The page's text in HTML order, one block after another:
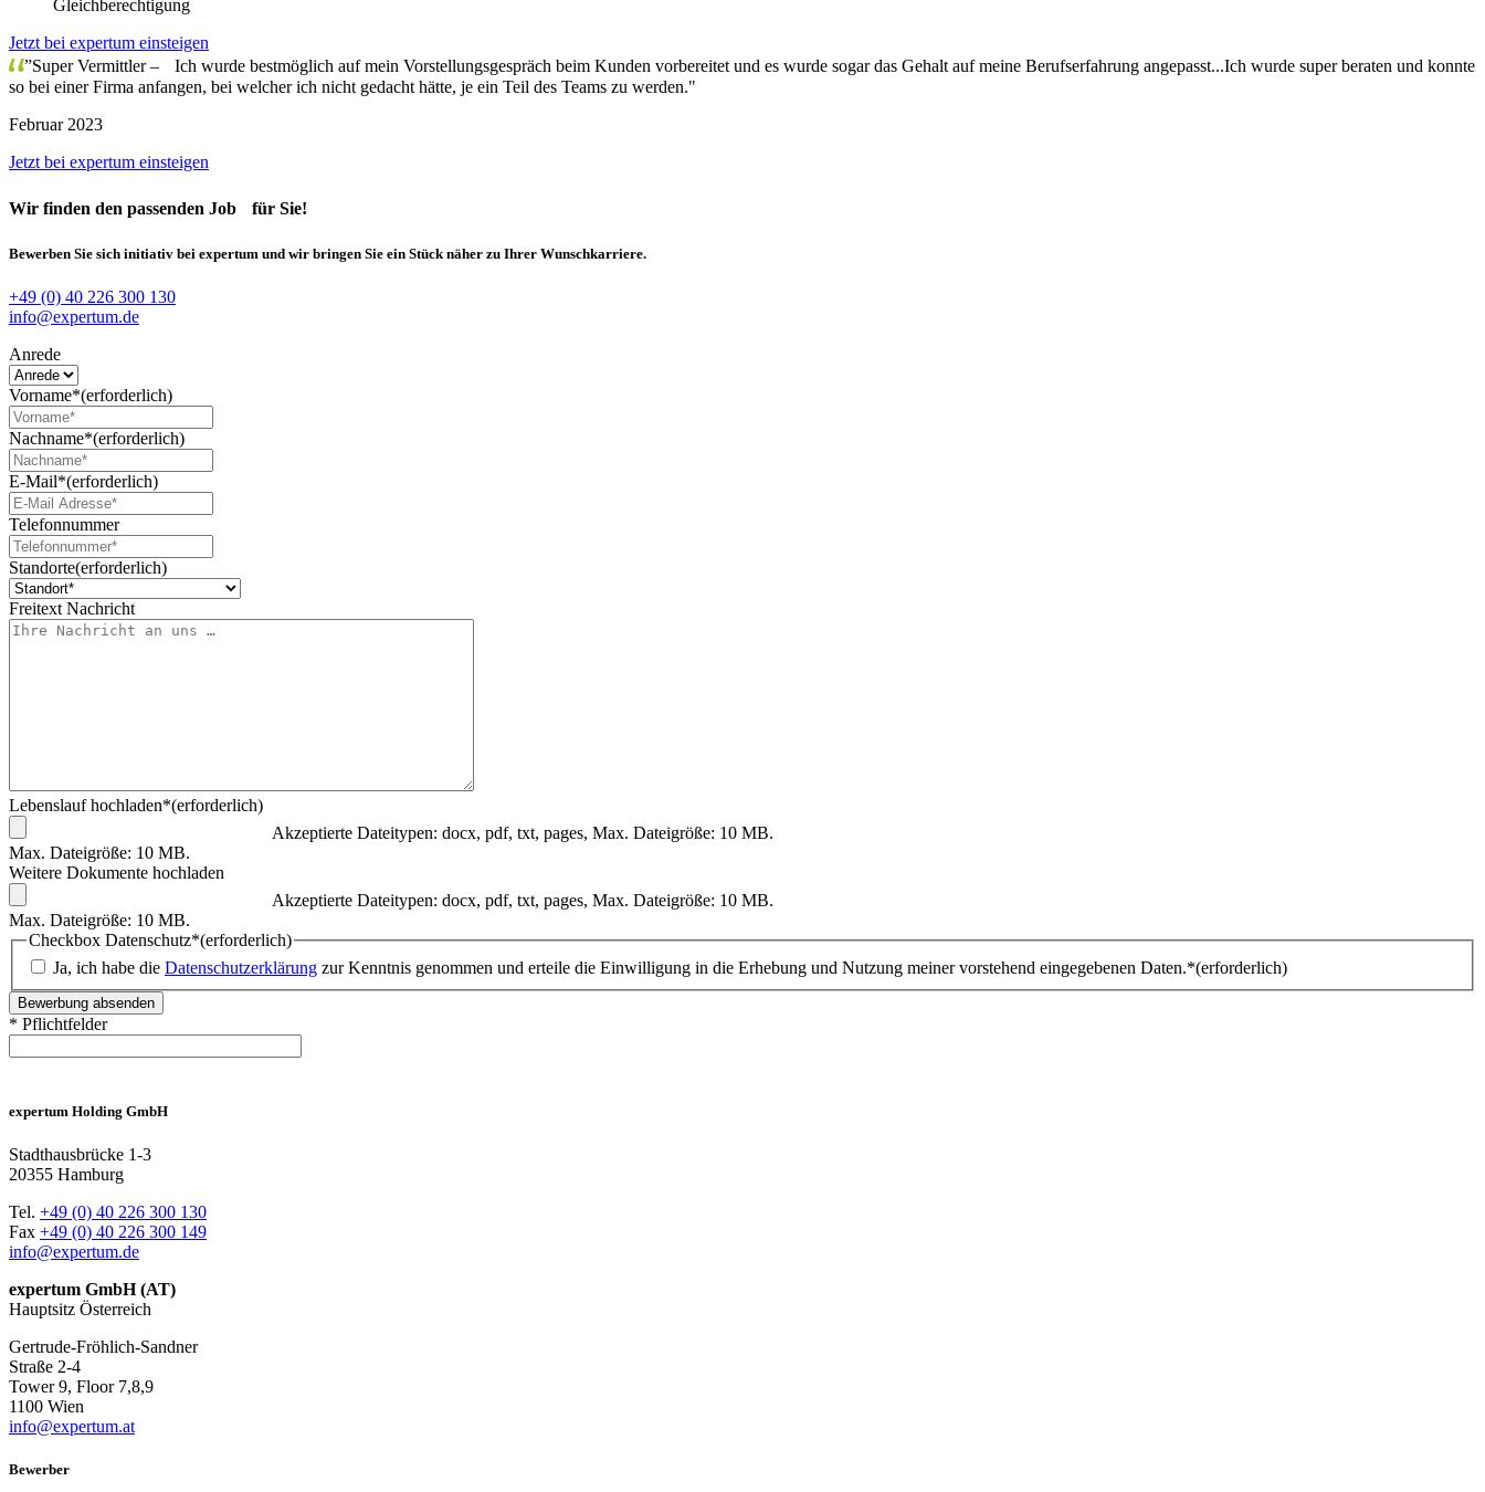
Gleichberechtigung
Jetzt bei expertum einsteigen
”Super Vermittler – Ich wurde bestmöglich auf mein Vorstellungsgespräch beim Kunden vorbereitet und es wurde sogar das Gehalt auf meine Berufserfahrung angepasst...Ich wurde super beraten und konnte
so bei einer Firma anfangen, bei welcher ich nicht gedacht hätte, je ein Teil des Teams zu werden."
Februar 2023
Jetzt bei expertum einsteigen
Wir finden den passenden Job für Sie!
Bewerben Sie sich initiativ bei expertum und wir bringen Sie ein Stück näher zu Ihrer Wunschkarriere.
+49 (0) 40 226 300 130
info@expertum.de
Anrede
Vorname*(erforderlich)
Nachname*(erforderlich)
E-Mail*(erforderlich)
Telefonnummer
Standorte(erforderlich)
Freitext Nachricht
Lebenslauf hochladen*(erforderlich)
Akzeptierte Dateitypen: docx, pdf, txt, pages, Max. Dateigröße: 10 MB.
Max. Dateigröße: 10 MB.
Weitere Dokumente hochladen
Akzeptierte Dateitypen: docx, pdf, txt, pages, Max. Dateigröße: 10 MB.
Max. Dateigröße: 10 MB.
Checkbox Datenschutz*(erforderlich)
Ja, ich habe die Datenschutzerklärung zur Kenntnis genommen und erteile die Einwilligung in die Erhebung und Nutzung meiner vorstehend eingegebenen Daten.*(erforderlich)
* Pflichtfelder
expertum Holding GmbH
Stadthausbrücke 1-3
20355 Hamburg
Tel. +49 (0) 40 226 300 130
Fax +49 (0) 40 226 300 149
info@expertum.de
expertum GmbH (AT)
Hauptsitz Österreich
Gertrude-Fröhlich-Sandner
Straße 2-4
Tower 9, Floor 7,8,9
1100 Wien
info@expertum.at
Bewerber